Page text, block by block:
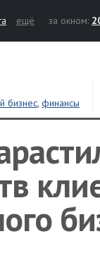
ещё за окном:
бизнес, финансы